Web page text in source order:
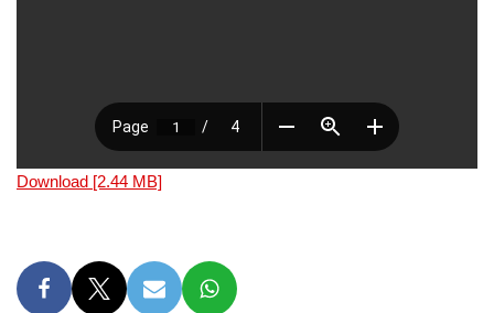
Download [2.44 MB]